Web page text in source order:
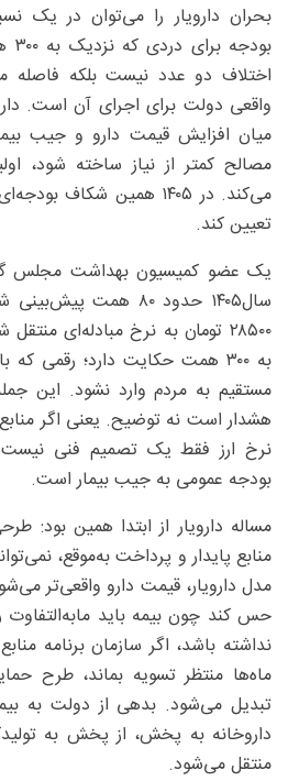
اختلاف دو عدد نیست بلکه فاصله
واقعی دولت برای اجرای آن است.
میان افزایش قیمت دارو و جیب
مصالح کمتر از نیاز ساخته شود،
می‌کند. در ۱۴۰۵ همین
تعیین کند.
یک عضو کمیسیون بهداشت مجلس
سال۱۴۰۵ حدود ۸۰ همت
۲۸۵۰۰ تومان به نرخ مبادله‌ای
به ۳۰۰ همت حکایت دارد؛ رقمی
مستقیم به مردم وارد نشود. این
هشدار است نه توضیح. یعنی اگر
نرخ ارز فقط یک تصمیم فنی نیست
بودجه عمومی به جیب بیمار است.
مساله دارویار از ابتدا همین بود:
منابع پایدار و پرداخت به‌موقع،
مدل دارویار، قیمت دارو واقعی‌تر
حس کند چون بیمه باید مابه‌التفاوت
نداشته باشد، اگر سازمان برنامه
ماه‌ها منتظر تسویه بماند، طرح
تبدیل می‌شود. بدهی از دولت به
داروخانه به پخش، از پخش به
منتقل می‌شود.